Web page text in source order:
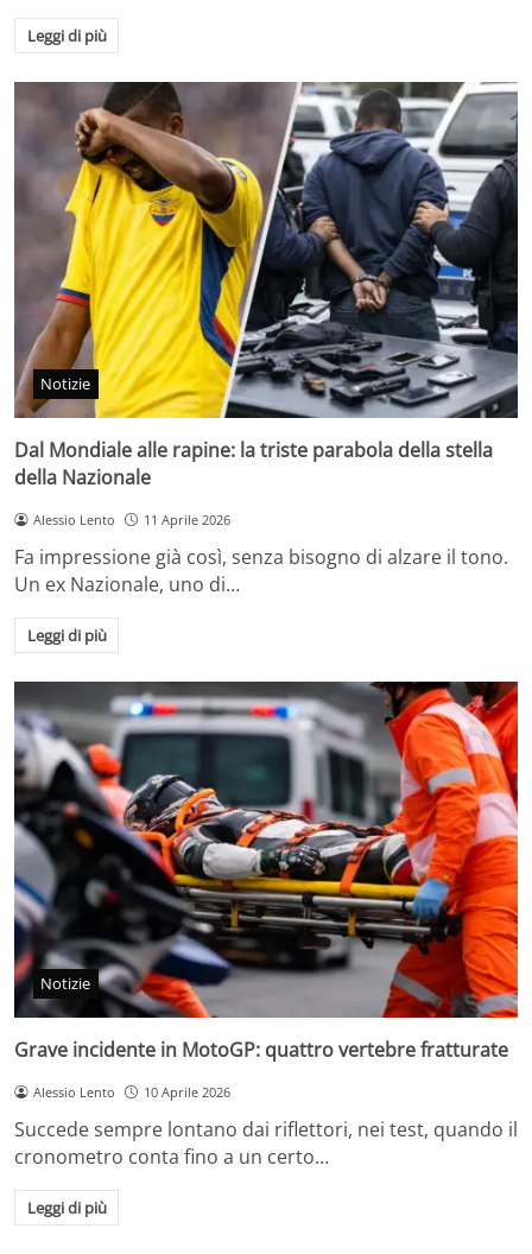
Leggi di più
Notizie
Dal Mondiale alle rapine: la triste parabola della stella
della Nazionale
Alessio Lento 11 Aprile 2026
Fa impressione già così, senza bisogno di alzare il tono.
Un ex Nazionale, uno di…
Leggi di più
Notizie
Grave incidente in MotoGP: quattro vertebre fratturate
Alessio Lento 10 Aprile 2026
Succede sempre lontano dai riflettori, nei test, quando il
cronometro conta fino a un certo…
Leggi di più